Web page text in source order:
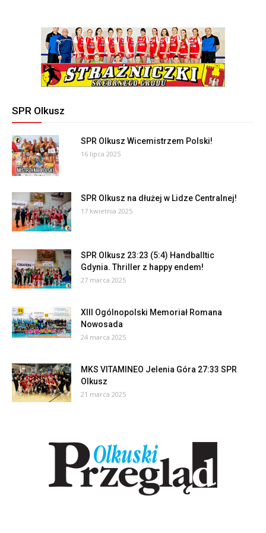
SPR Olkusz
SPR Olkusz Wicemistrzem Polski!
16 lipca 2025
SPR Olkusz na dłużej w Lidze Centralnej!
17 kwietnia 2025
SPR Olkusz 23:23 (5:4) Handballtic
Gdynia. Thriller z happy endem!
27 marca 2025
XIII Ogólnopolski Memoriał Romana
Nowosada
24 marca 2025
MKS VITAMINEO Jelenia Góra 27:33 SPR
Olkusz
21 marca 2025